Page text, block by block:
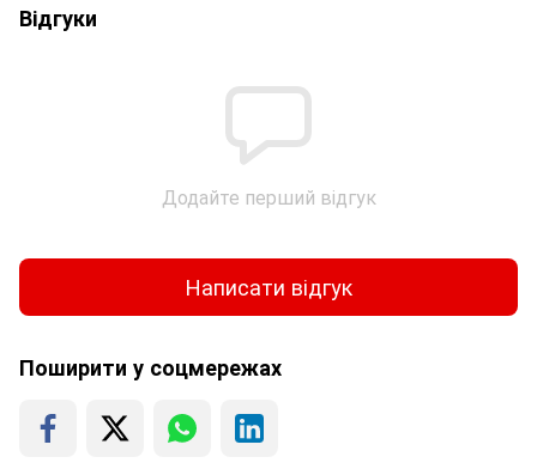
Відгуки
Додайте перший відгук
Написати відгук
Поширити у соцмережах